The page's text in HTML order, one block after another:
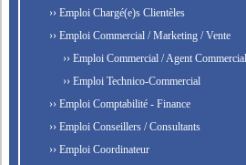
›› Emploi Chargé(e)s Clientèles
›› Emploi Commercial / Marketing / Vente
›› Emploi Commercial / Agent Commercial
›› Emploi Technico-Commercial
›› Emploi Comptabilité - Finance
›› Emploi Conseillers / Consultants
›› Emploi Coordinateur